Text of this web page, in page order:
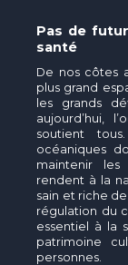
Pas de
santé
De nos côtes
plus grand
les grands
aujourd’hui,
soutient
océaniques
maintenir les
rendent à la
sain et riche
régulation du
essentiel à la
patrimoine
personnes.